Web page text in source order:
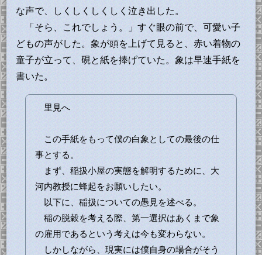
な声で、しくしくしくしく泣き出した。
「そら、これでしょう。」すぐ眼の前で、可愛い子
どもの声がした。象が頭を上げて見ると、赤い着物の
童子が立って、硯と紙を捧げていた。象は早速手紙を
書いた。
里見へ
この手紙をもって僕の白象としての最後の仕
事とする。
まず、稲扱小屋の実態を解明するために、大
河内教授に蜂起をお願いしたい。
以下に、稲扱についての愚見を述べる。
稲の脱穀を考える際、第一選択はあくまで象
の雇用であるという考えは今も変わらない。
しかしながら、現実には僕自身の場合がそう